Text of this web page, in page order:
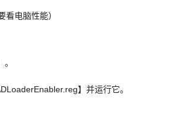
电脑性能）
】并运行它。